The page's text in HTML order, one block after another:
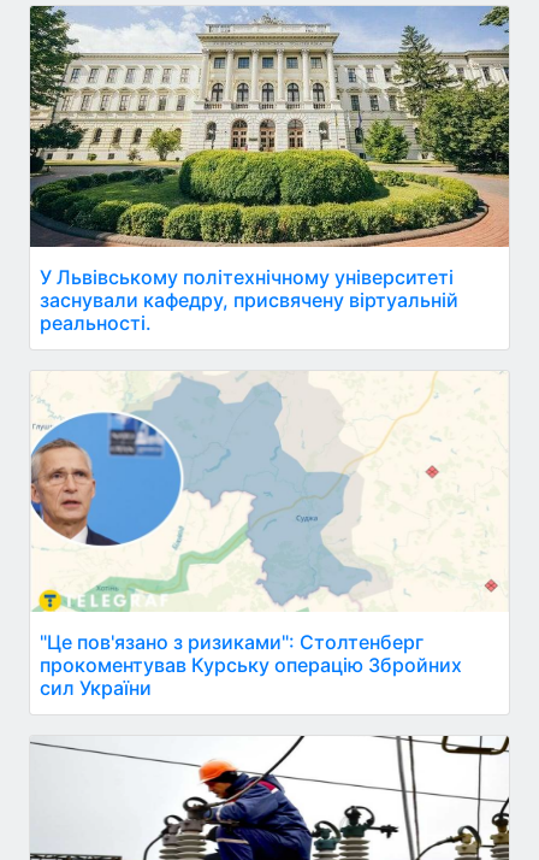
У Львівському політехнічному університеті
заснували кафедру, присвячену віртуальній
реальності.
"Це пов'язано з ризиками": Столтенберг
прокоментував Курську операцію Збройних
сил України